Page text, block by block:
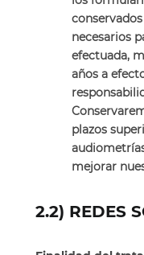
necesarios
efectuada,
años a
plazos
mejorar
2.2) REDES